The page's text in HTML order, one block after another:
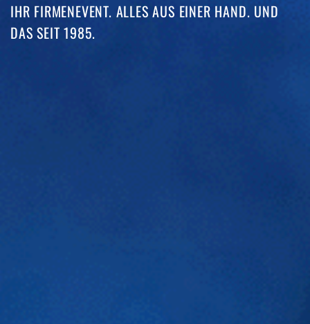
IHR FIRMENEVENT. ALLES AUS EINER HAND. UND
DAS SEIT 1985. ​